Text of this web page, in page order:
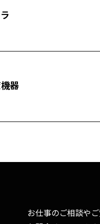
器
お仕事のご相談や